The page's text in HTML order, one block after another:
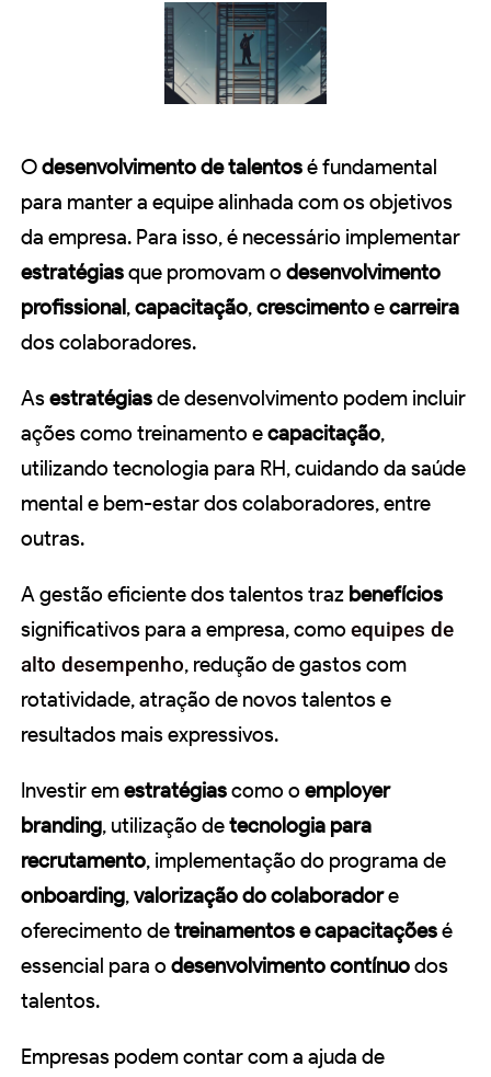
Odesenvolvimento de talentosé fundamental
para manter a equipe alinhada com os objetivos
da empresa. Para isso, é necessário implementar
estratégiasque promovam o desenvolvimento
profissional,capacitação,crescimentoecarreira
dos colaboradores.
Asestratégiasde desenvolvimento podem incluir
ações como treinamento ecapacitação,
utilizando tecnologia para RH, cuidando da saúde
mental e bem-estar dos colaboradores, entre
outras.
A gestão eficiente dos talentos traz benefícios
significativos para a empresa, como equipes de
alto desempenho, redução de gastos com
rotatividade, atração de novos talentos e
resultados mais expressivos.
Investir emestratégiascomo o employer
branding, utilização detecnologia para
recrutamento, implementação do programa de
onboarding,valorização do colaboradore
oferecimento detreinamentos e capacitaçõesé
essencial para o desenvolvimento contínuodos
talentos.
Empresas podem contar com a ajuda de